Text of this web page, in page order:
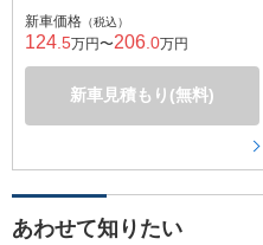
新車価格 （税込）
124 .5万円〜206 .0万円
新車見積もり(無料)
あわせて知りたい